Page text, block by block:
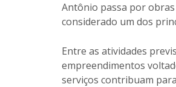
Antônio passa por
considerado um dos
Entre as atividades
empreendimentos
serviços contribuam